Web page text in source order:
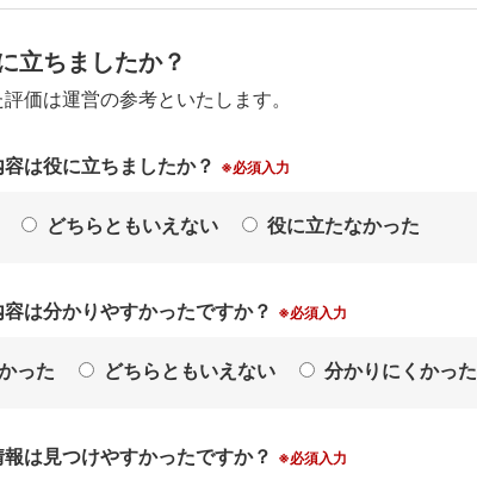
立ちましたか？
価は運営の参考といたします。
は役に立ちましたか？ ※必須入力
どちらともいえない 役に立たなかった
は分かりやすかったですか？ ※必須入力
った どちらともいえない 分かりにくかった
は見つけやすかったですか？ ※必須入力